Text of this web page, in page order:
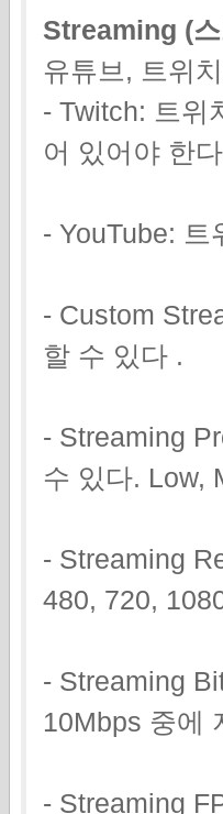
Streaming (
유튜브, 트위
- Twitch: 트위
어 있어야 한
- YouTube: 트
- Custom
할 수 있다 .
- Streaming
수 있다. Low,
- Streaming
480, 720,
- Streaming
10Mbps 중에
- Streaming